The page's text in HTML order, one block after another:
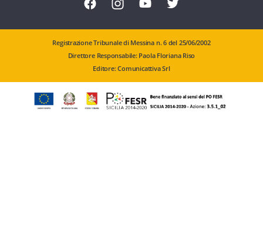
Registrazione Tribunale di Messina n. 6 del 25/06/2002
Direttore Responsabile: Paola Floriana Riso
Editore: Comunicattiva Srl